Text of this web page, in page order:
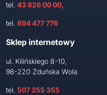
tel. 43 826 00 00,
tel. 694 477 776
Sklep internetowy
ul. Kilińskiego 8-10,
98-220 Zduńska Wola
tel. 507 255 355